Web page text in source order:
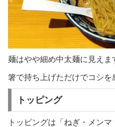
麺はやや細め中太麺に見えま
箸で持ち上げただけでコシを
トッピング
トッピングは「ねぎ・メン